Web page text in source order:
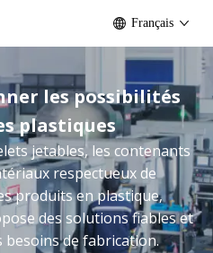
Français
les possibilités
plastiques
jetables, les contenants
respectueux de
produits en plastique,
des solutions fiables et
besoins de fabrication.